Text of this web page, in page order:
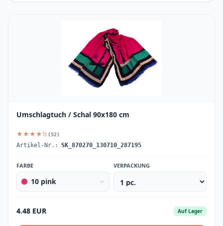
Umschlagtuch / Schal 90x180 cm
★★★★½ (52)
Artikel-Nr.: SK_870270_130710_287195
FARBE
10 pink
VERPACKUNG
4.48 EUR Auf Lager